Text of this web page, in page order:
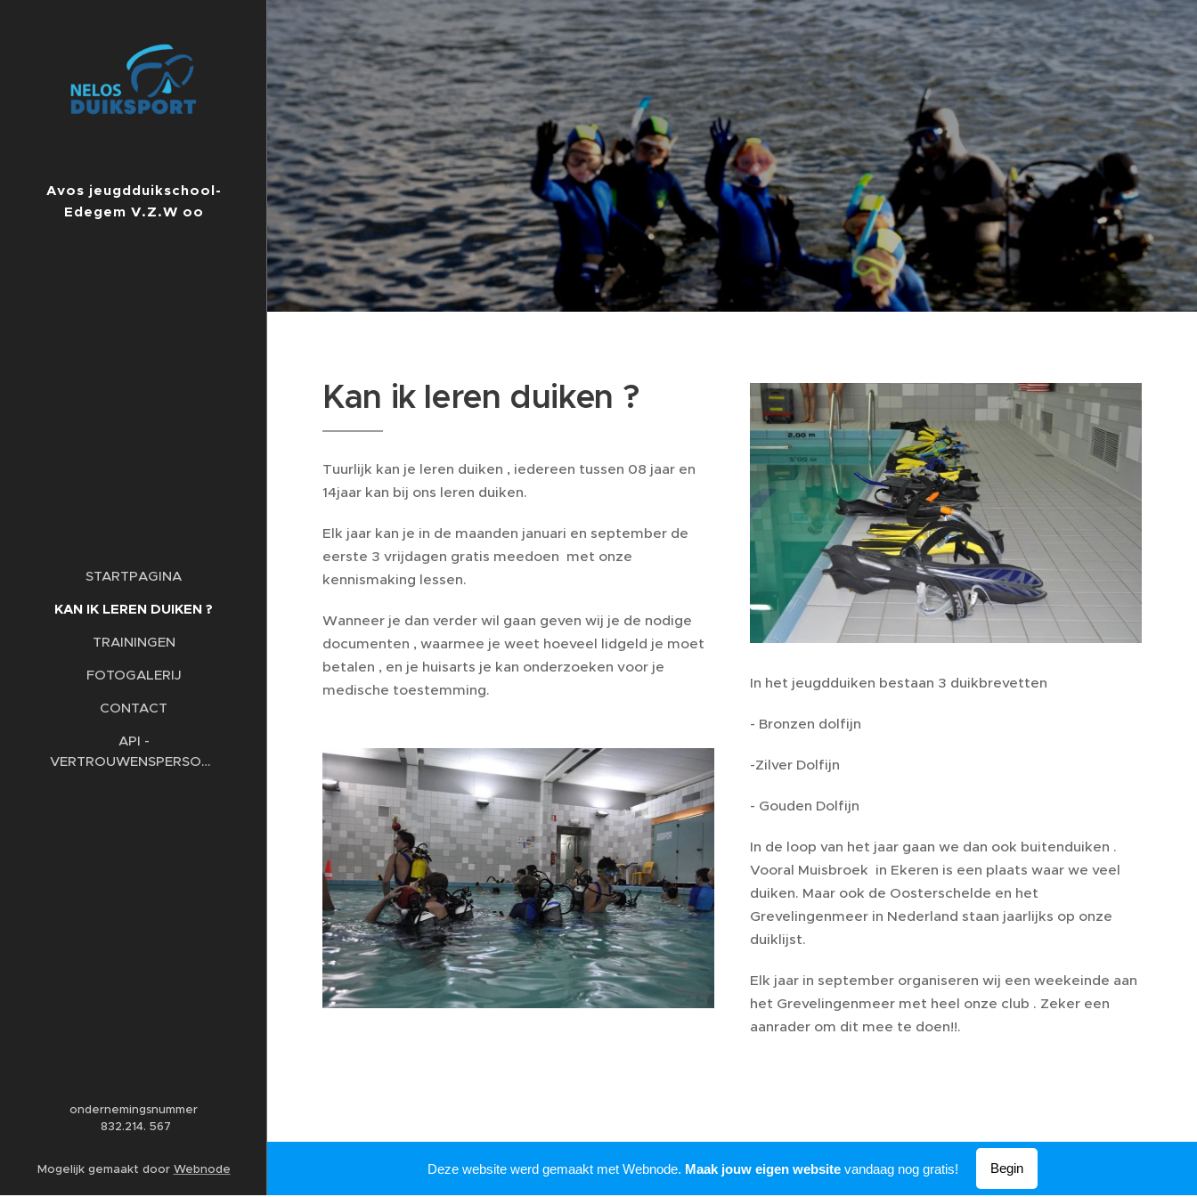
Avos jeugdduikschool-
Edegem V.Z.W oo
STARTPAGINA
KAN IK LEREN DUIKEN ?
TRAININGEN
FOTOGALERIJ
CONTACT
API -
VERTROUWENSPERSOON
Kan ik leren duiken ?
Tuurlijk kan je leren duiken , iedereen tussen 08 jaar en
14jaar kan bij ons leren duiken.
Elk jaar kan je in de maanden januari en september de
eerste 3 vrijdagen gratis meedoen met onze
kennismaking lessen.
Wanneer je dan verder wil gaan geven wij je de nodige
documenten , waarmee je weet hoeveel lidgeld je moet
betalen , en je huisarts je kan onderzoeken voor je
medische toestemming.
In het jeugdduiken bestaan 3 duikbrevetten
- Bronzen dolfijn
-Zilver Dolfijn
- Gouden Dolfijn
In de loop van het jaar gaan we dan ook buitenduiken .
Vooral Muisbroek in Ekeren is een plaats waar we veel
duiken. Maar ook de Oosterschelde en het
Grevelingenmeer in Nederland staan jaarlijks op onze
duiklijst.
Elk jaar in september organiseren wij een weekeinde aan
het Grevelingenmeer met heel onze club . Zeker een
aanrader om dit mee te doen!!.
ondernemingsnummer
832.214. 567
Mogelijk gemaakt door Webnode Deze website werd gemaakt met Webnode. Maak jouw eigen websitevandaag nog gratis! Begin